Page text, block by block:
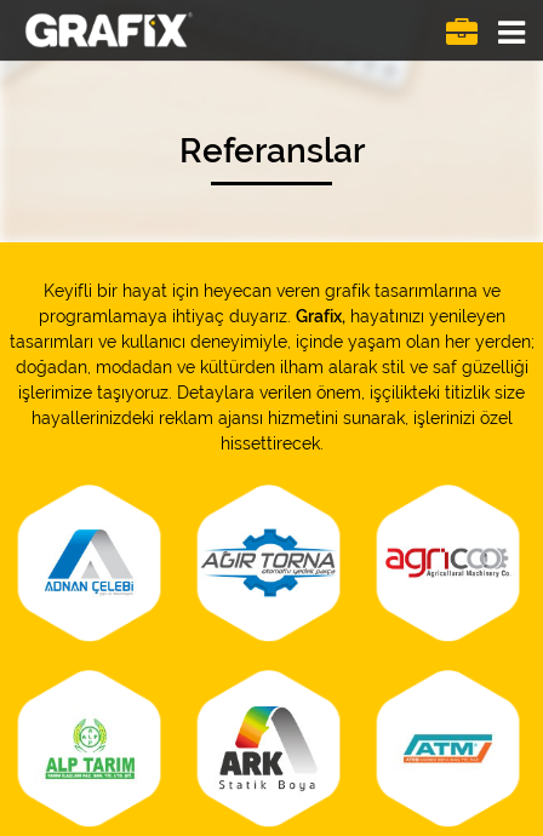
Referanslar
Keyifli bir hayat için heyecan veren grafik tasarımlarına ve
programlamaya ihtiyaç duyarız. Grafix,hayatınızı yenileyen
tasarımları ve kullanıcı deneyimiyle, içinde yaşam olan her yerden;
doğadan, modadan ve kültürden ilham alarak stil ve saf güzelliği
işlerimize taşıyoruz. Detaylara verilen önem, işçilikteki titizlik size
hayallerinizdeki reklam ajansı hizmetini sunarak, işlerinizi özel
hissettirecek.